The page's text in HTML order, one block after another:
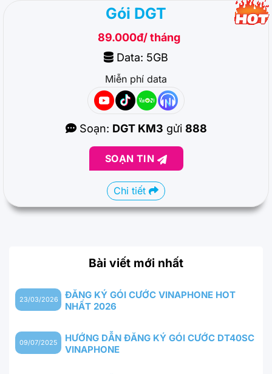
Gói DGT
89.000đ/ tháng
Data: 5GB
Miễn phí data
Soạn: DGT KM3 gửi 888
SOẠN TIN
Chi tiết
Bài viết mới nhất
ĐĂNG KÝ GÓI CƯỚC VINAPHONE HOT
NHẤT 2026
23/03/2026
HƯỚNG DẪN ĐĂNG KÝ GÓI CƯỚC DT40SC
VINAPHONE
09/07/2025